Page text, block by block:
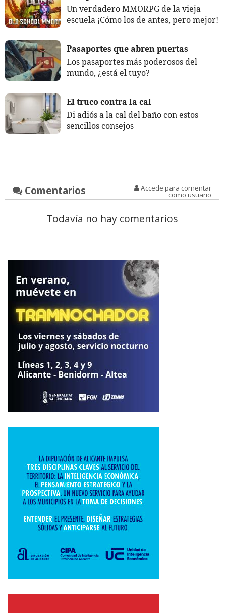
Un verdadero MMORPG de la vieja
escuela ¡Cómo los de antes, pero mejor!
Pasaportes que abren puertas
Los pasaportes más poderosos del
mundo, ¿está el tuyo?
El truco contra la cal
Di adiós a la cal del baño con estos
sencillos consejos
Comentarios Accede para comentar
como usuario
Todavía no hay comentarios